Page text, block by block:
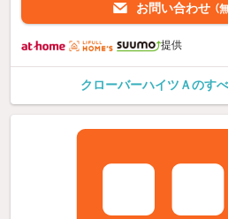
お問い合わせ （
提供
クローバーハイツＡのす